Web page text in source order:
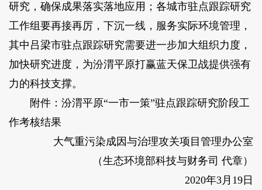
研究，确保成果落实落地应用；各城市驻点跟踪研究
工作组要再接再厉，下沉一线，服务实际环境管理，
其中吕梁市驻点跟踪研究需要进一步加大组织力度，
加快研究进度，为汾渭平原打赢蓝天保卫战提供强有
力的科技支撑。
附件：汾渭平原“一市一策”驻点跟踪研究阶段工
作考核结果
大气重污染成因与治理攻关项目管理办公室
（生态环境部科技与财务司 代章）
2020年3月19日